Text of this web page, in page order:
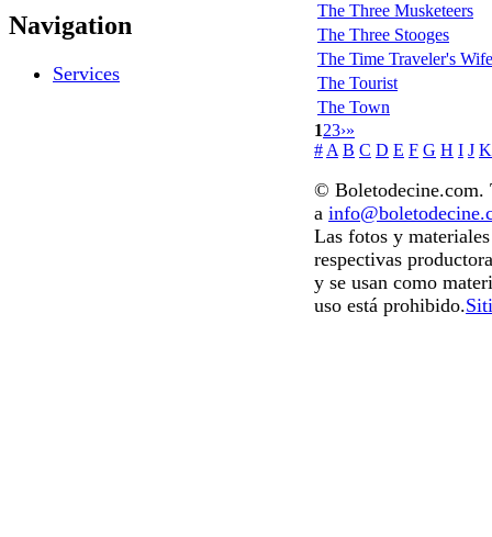
Navigation
Services
The Three Musketeers
The Three Stooges
The Time Traveler's Wife
The Tourist
The Town
123›»
# A B C D E F G H I J K
© Boletodecine.com.
a
Las fotos y
respectivas
y se usan como
uso está prohibido.